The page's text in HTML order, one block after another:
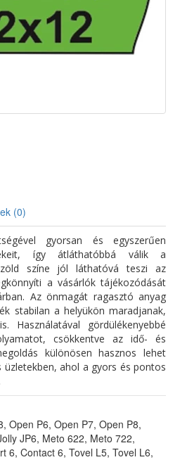
(0)
gyorsan és egyszerűen
így átláthatóbbá válik a
zöld színe jól láthatóvá teszi az
a vásárlók tájékozódását
Az önmagát ragasztó anyag
stabilan a helyükön maradjanak,
Használatával gördülékenyebbé
csökkentve az idő- és
különösen hasznos lehet
ahol a gyors és pontos
Open P6, Open P7, Open P8,
JP6, Meto 622, Meto 722,
6, Contact 6, Tovel L5, Tovel L6,